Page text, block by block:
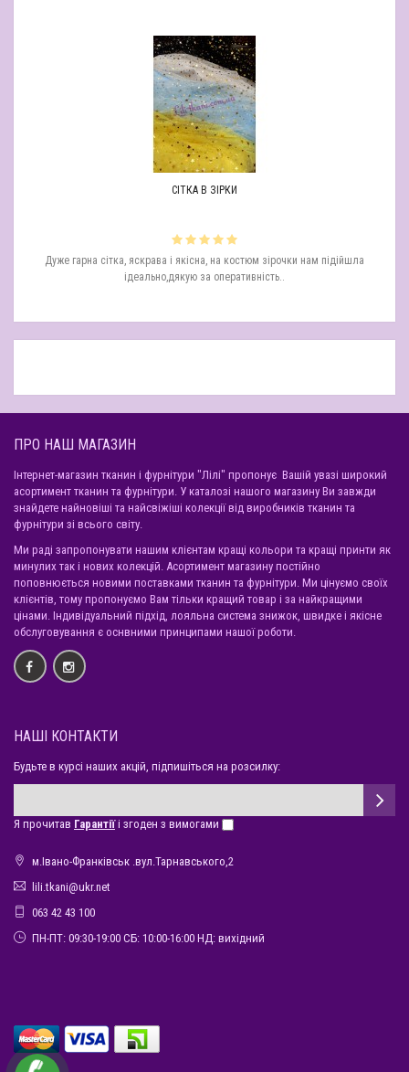
сітка, яскрава і якісна, на костюм зірочки нам підійшла
ідеально,дякую за оперативність..
Дякую за чудову
ПРО НАШ МАГАЗИН
Інтернет-магазин тканин і фурнітури "Лілі" пропонує Вашій увазі широкий
асортимент тканин та фурнітури. У каталозі нашого магазину Ви завжди
знайдете найновіші та найсвіжіші колекції від виробників тканин та
фурнітури зі всього світу.
Ми раді запропонувати нашим клієнтам кращі кольори та кращі принти як
минулих так і нових колекцій. Асортимент магазину постійно
поповнюється новими поставками тканин та фурнітури. Ми цінуємо своїх
клієнтів, тому пропонуємо Вам тільки кращий товар і за найкращими
цінами. Індивідуальний підхід, лояльна система знижок, швидке і якісне
обслуговування є оснвними принципами нашої роботи.
НАШІ КОНТАКТИ
Будьте в курсі наших акцій, підпишіться на розсилку:
Я прочитав Гарантіїі згоден з вимогами
м.Івано-Франківськ .вул.Тарнавського,2
lili.tkani@ukr.net
063 42 43 100
ПН-ПТ: 09:30-19:00 СБ: 10:00-16:00 НД: вихідний